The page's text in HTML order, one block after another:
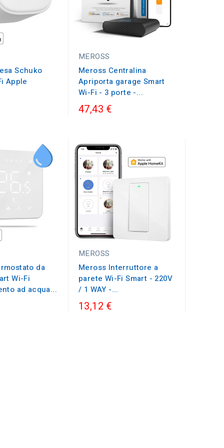
Schuko
Apple
MEROSS
Meross Centralina
Apriporta garage Smart
Wi-Fi - 3 porte -...
47,43 €
da
Wi-Fi
ad acqua...
MEROSS
Meross Interruttore a
parete Wi-Fi Smart - 220V
/ 1 WAY -...
13,12 €